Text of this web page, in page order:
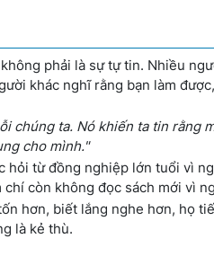
phải là sự tự tin. Nhiều
khác nghĩ rằng bạn làm
chúng ta. Nó khiến ta tin rằng
cho mình."
từ đồng nghiệp lớn tuổi vì
còn không đọc sách mới vì
hơn, biết lắng nghe hơn, họ
là kẻ thù.